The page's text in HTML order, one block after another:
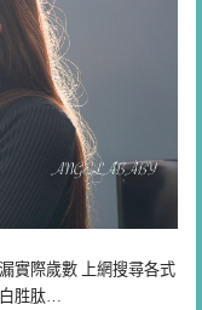
實際歲數 上網搜尋各式
胜肽…